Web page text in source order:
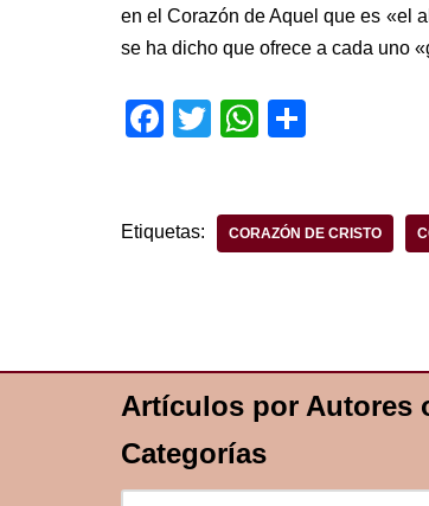
en el Corazón de Aquel que es «el
se ha dicho que ofrece a cada uno
F
e
k
T
er
W
s
e
Etiquetas: CORAZÓN DE CRISTO
Artículos por Autores
Categorías